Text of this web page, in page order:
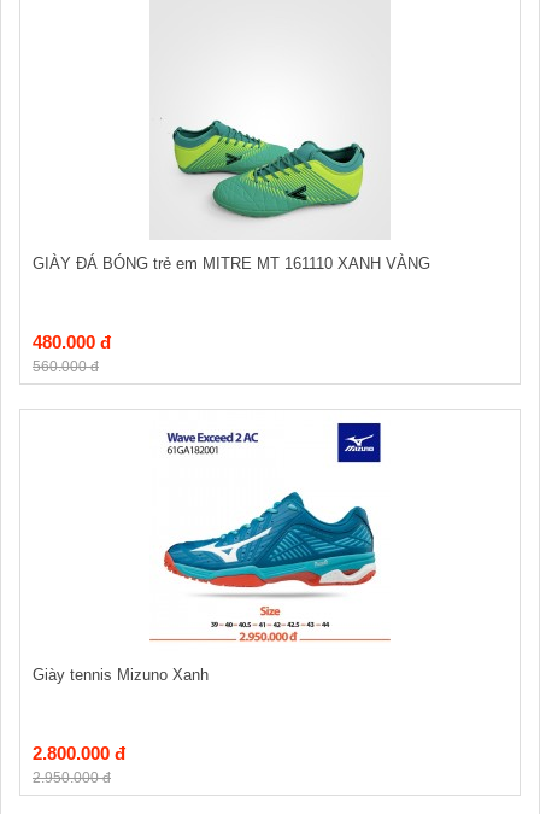
GIÀY ĐÁ BÓNG trẻ em MITRE MT 161110 XANH VÀNG
480.000 đ
560.000 đ
Giày tennis Mizuno Xanh
2.800.000 đ
2.950.000 đ